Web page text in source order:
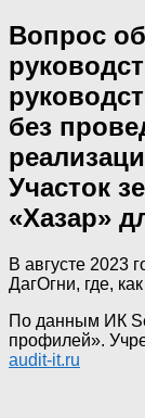
Вопрос
без
Участок
«Хазар»
В августе 2023
ДагОгни, где,
По данным ИК
профилей».
audit-it.ru